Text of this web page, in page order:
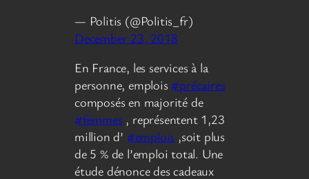
— Politis (@Politis_fr)
December 23, 2018
En France, les services à la
personne, emplois#précaires
composés en majorité de
#femmes , représentent 1,23
million d’ #emplois ,soit plus
de 5 % de l’emploi total. Une
étude dénonce des cadeaux